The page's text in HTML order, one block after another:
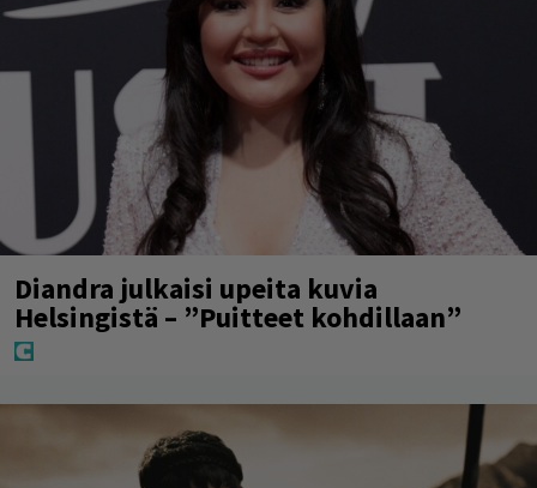
Diandra julkaisi upeita kuvia
Helsingistä – ”Puitteet kohdillaan”